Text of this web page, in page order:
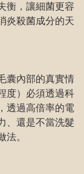
衡，讓細菌更容
炎殺菌成分的天
囊內部的真實情
度）必須透過科
透過高倍率的電
、還是不當洗髮
。